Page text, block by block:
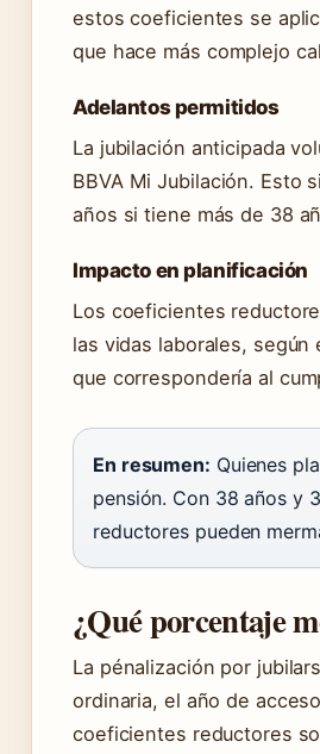
estos coeficientes se
que hace más complejo
Adelantos permitidos
La jubilación anticipada
BBVA Mi Jubilación. Esto
años si tiene más de 38
Impacto en planificación
Los coeficientes
las vidas laborales,
que correspondería al
En resumen: Quienes
pensión. Con 38 años y
reductores pueden
¿Qué porcentaje
La pénalización por
ordinaria, el año de
coeficientes reductores